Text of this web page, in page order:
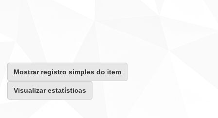
Mostrar registro simples do item
Visualizar estatísticas